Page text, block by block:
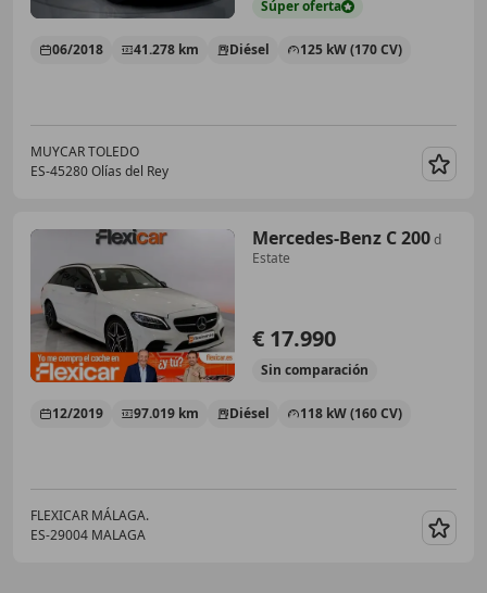
Súperoferta
06/2018 41.278 km Diésel 125 kW (170 CV)
MUYCAR TOLEDO
ES-45280 Olías del Rey
Mercedes-Benz C 200d
Estate
€ 17.990
Sin comparación
12/2019 97.019 km Diésel 118 kW (160 CV)
FLEXICAR MÁLAGA.
ES-29004 MALAGA